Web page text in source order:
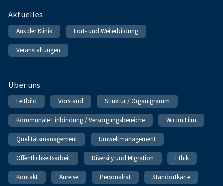
Fußnavigation
Aktuelles
Aus der Klinik Fort- und Weiterbildung
Veranstaltungen
Über uns
Leitbild Vorstand Struktur / Organigramm
Kommunale Einbindung / Versorgungsbereiche Wir im Film
Qualitätsmanagement Umweltmanagement
Öffentlichkeitsarbeit Diversity und Migration Ethik
Kontakt Anreise Personalrat Standortkarte